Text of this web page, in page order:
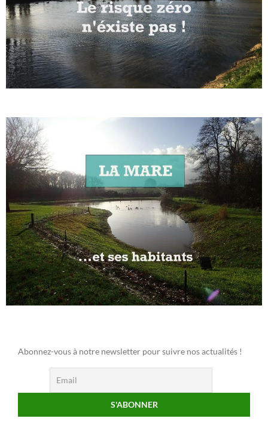
Abonnez-vous à notre newsletter pour suivre nos actualités !